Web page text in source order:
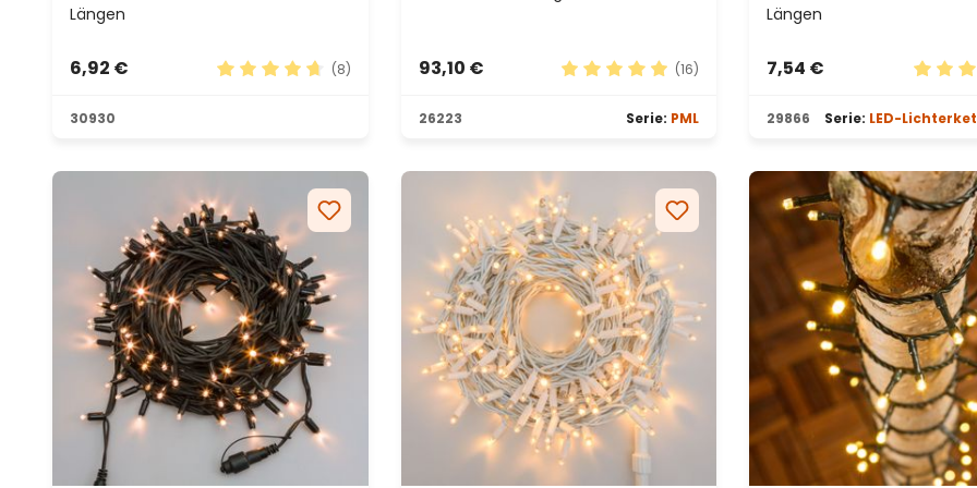
Längen
6,92 €
(8)
30930
93,10 €
(16)
26223 Serie: PML
Längen
7,54 €
29866 Serie: LED-